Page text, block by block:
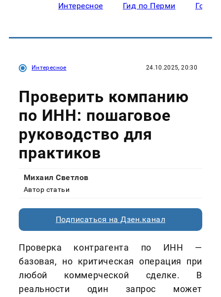
Интересное Гид по Перми
Интересное 24.10.2025, 20:30
Проверить компанию
по ИНН: пошаговое
руководство для
практиков
Михаил Светлов
Автор статьи
Подписаться на Дзен.канал
Проверка контрагента по ИНН —
базовая, но критическая операция при
любой коммерческой сделке. В
реальности один запрос может